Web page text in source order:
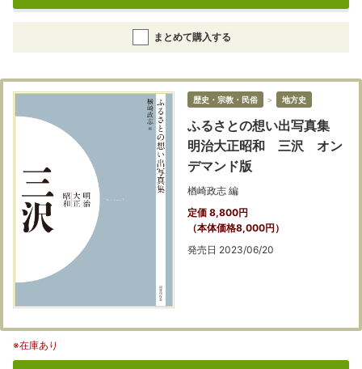
まとめて購入する
歴史・宗教・民俗 ＞ 地方史
ふるさとの想い出写真集
明治大正昭和 三沢 オン
デマンド版
楢崎政志 編
定価 8,800円
（本体価格8,000円）
発売日 2023/06/20
※在庫あり